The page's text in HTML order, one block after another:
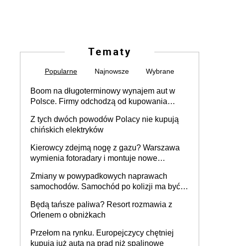
Tematy
Popularne Najnowsze Wybrane
Boom na długoterminowy wynajem aut w
Polsce. Firmy odchodzą od kupowania
Z tych dwóch powodów Polacy nie kupują
chińskich elektryków
Kierowcy zdejmą nogę z gazu? Warszawa
wymienia fotoradary i montuje nowe
Zmiany w powypadkowych naprawach
samochodów. Samochód po kolizji ma być
technologią producenta
Będą tańsze paliwa? Resort rozmawia z
Orlenem o obniżkach
Przełom na rynku. Europejczycy chętniej
kupują już auta na prąd niż spalinowe